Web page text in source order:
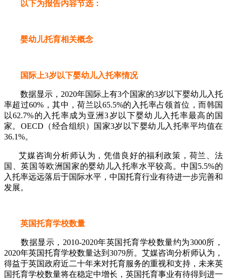
以下为报告内容节选：
婴幼儿托育相关概念
国际上3岁以下婴幼儿入托率情况
数据显示，2020年国际上有3个国家的3岁以下婴幼儿入托
率超过60%，其中，荷兰以65.5%的入托率占领首位，而韩国
以62.7%的入托率成为亚洲3岁以下婴幼儿入托率最高的国
家。OECD（经合组织）国家3岁以下婴幼儿入托率平均值在
36.1%。
艾媒咨询分析师认为，凭借良好的福利政策，荷兰、法
国、英国等欧洲国家的婴幼儿入托率水平较高。中国5.5%的
入托率远远落后于国际水平，中国托育行业有待进一步完善和
发展。
英国托育学校数量
数据显示，2010-2020年英国托育学校数量约为3000所，
2020年英国托育学校数量达到3079所。艾媒咨询分析师认为，
得益于英国政府近二十年来对托育服务的重视和支持，未来英
国托育学校数量将在稳定中增长，英国托育事业有待得到进一